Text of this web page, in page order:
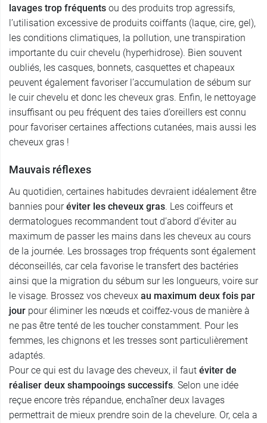
lavages trop fréquents ou des produits trop agressifs,
l’utilisation excessive de produits coiffants (laque, cire, gel),
les conditions climatiques, la pollution, une transpiration
importante du cuir chevelu (hyperhidrose). Bien souvent
oubliés, les casques, bonnets, casquettes et chapeaux
peuvent également favoriser l’accumulation de sébum sur
le cuir chevelu et donc les cheveux gras. Enfin, le nettoyage
insuffisant ou peu fréquent des taies d’oreillers est connu
pour favoriser certaines affections cutanées, mais aussi les
cheveux gras !
Mauvais réflexes
Au quotidien, certaines habitudes devraient idéalement être
bannies pouréviter les cheveux gras. Les coiffeurs et
dermatologues recommandent tout d’abord d’éviter au
maximum de passer les mains dans les cheveux au cours
de la journée. Les brossages trop fréquents sont également
déconseillés, car cela favorise le transfert des bactéries
ainsi que la migration du sébum sur les longueurs, voire sur
le visage. Brossez vos cheveux au maximum deux fois par
jour pour éliminer les nœuds et coiffez-vous de manière à
ne pas être tenté de les toucher constamment. Pour les
femmes, les chignons et les tresses sont particulièrement
adaptés.
Pour ce qui est du lavage des cheveux, il faut éviter de
réaliser deux shampooings successifs. Selon une idée
reçue encore très répandue, enchaîner deux lavages
permettrait de mieux prendre soin de la chevelure. Or, cela a